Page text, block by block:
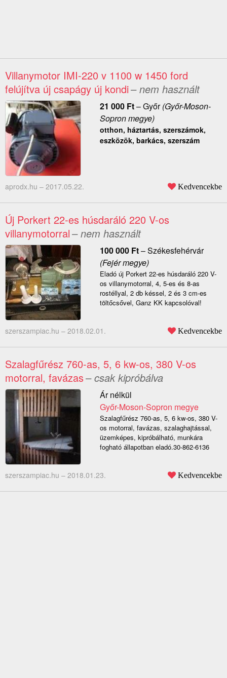
Villanymotor IMI-220 v 1100 w 1450 ford
felújítva új csapágy új kondi– nem használt
21 000 Ft–Győr(Győr-Moson-
Sopron megye)
otthon, háztartás, szerszámok,
eszközök, barkács, szerszám
aprodx.hu – 2017.05.22. Kedvencekbe
Új Porkert 22-es húsdaráló 220 V-os
villanymotorral– nem használt
100 000 Ft–Székesfehérvár
(Fejér megye)
Eladó új Porkert 22-es húsdaráló 220 V-
os villanymotorral, 4, 5-es és 8-as
rostéllyal, 2 db késsel, 2 és 3 cm-es
töltőcsővel, Ganz KK kapcsolóval!
szerszampiac.hu – 2018.02.01. Kedvencekbe
Szalagfűrész 760-as, 5, 6 kw-os, 380 V-os
motorral, favázas– csak kipróbálva
Ár nélkül
Győr-Moson-Sopron megye
Szalagfűrész 760-as, 5, 6 kw-os, 380 V-
os motorral, favázas, szalaghajtással,
üzemképes, kipróbálható, munkára
fogható állapotban eladó.30-862-6136
szerszampiac.hu – 2018.01.23. Kedvencekbe